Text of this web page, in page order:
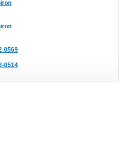
0569
0514